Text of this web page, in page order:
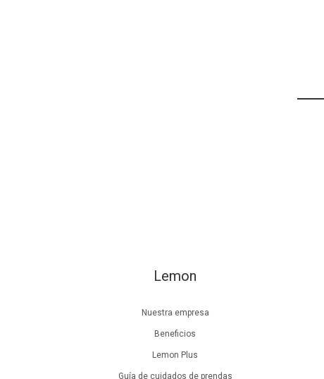
Lemon
Nuestra empresa
Beneficios
Lemon Plus
Guía de cuidados de prendas